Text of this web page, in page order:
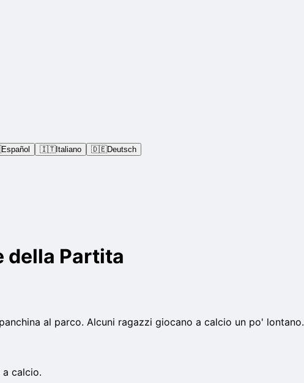
Español 🇮🇹Italiano 🇩🇪Deutsch
della Partita
al parco. Alcuni ragazzi giocano a calcio un po' lontano.
a calcio.